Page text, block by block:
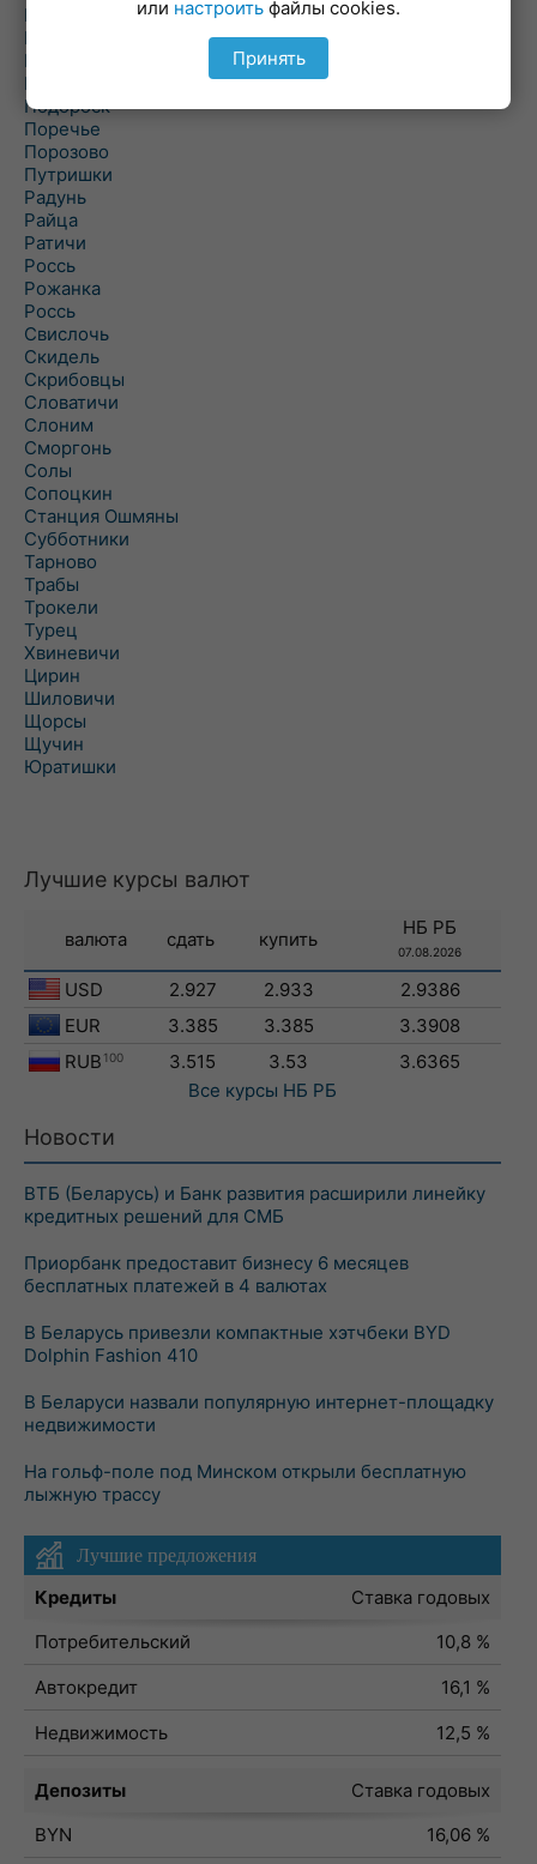
Погородно
Пограничный
Подлабенье
Подольцы
Подороск
Поречье
Порозово
Путришки
Радунь
Райца
Ратичи
Роcсь
Рожанка
Россь
Свислочь
Скидель
Скрибовцы
Словатичи
Слоним
Сморгонь
Солы
Сопоцкин
Станция Ошмяны
Субботники
Тарново
Трабы
Трокели
Турец
Хвиневичи
Цирин
Шиловичи
Щорсы
Щучин
Юратишки
Лучшие курсы валют
валюта сдать купить
НБ РБ
07.08.2026
USD 2.927 2.933
2.9386
EUR
3.385 3.385
3.3908
RUB 100 3.515 3.53
3.6365
Все курсы НБ РБ
Новости
ВТБ (Беларусь) и Банк развития расширили линейку
кредитных решений для СМБ
Приорбанк предоставит бизнесу 6 месяцев
бесплатных платежей в 4 валютах
В Беларусь привезли компактные хэтчбеки BYD
Dolphin Fashion 410
В Беларуси назвали популярную интернет-площадку
недвижимости
На гольф-поле под Минском открыли бесплатную
лыжную трассу
Лучшие предложения
Кредиты
Ставка годовых
Потребительский
10,8 %
Автокредит
16,1 %
Недвижимость
12,5 %
Депозиты
Ставка годовых
BYN
16,06 %
или настроить файлы cookies.
Принять